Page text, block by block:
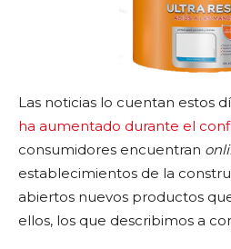
Las noticias lo cuentan estos
ha aumentado durante el
consumidores encuentran
establecimientos de la
abiertos nuevos productos
ellos, los que describimos a